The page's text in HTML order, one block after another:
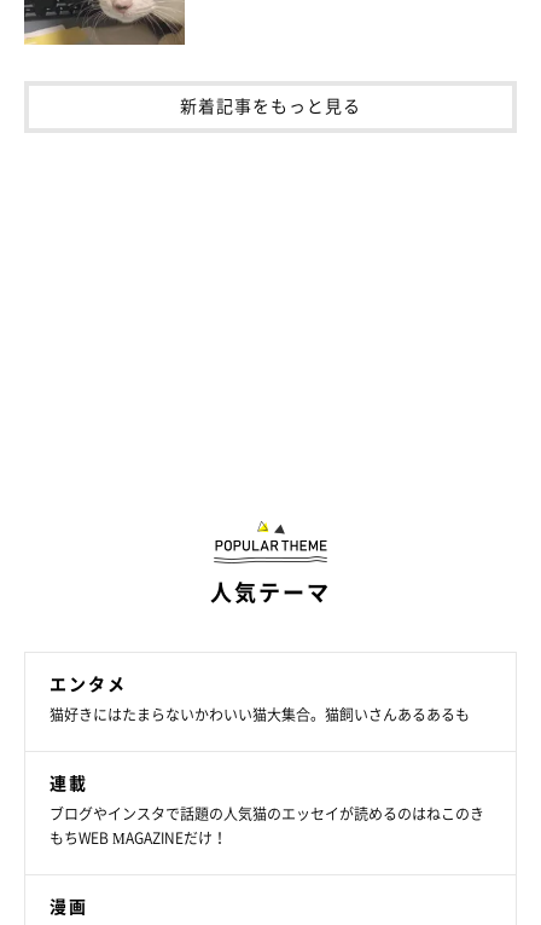
新着記事をもっと見る
人気テーマ
エンタメ
猫好きにはたまらないかわいい猫大集合。猫飼いさんあるあるも
連載
ブログやインスタで話題の人気猫のエッセイが読めるのはねこのき
もちWEB MAGAZINEだけ！
漫画